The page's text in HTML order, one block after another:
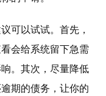
可以试试。首先，
会给系统留下急需
。其次，尽量降低
期的债务，让你的